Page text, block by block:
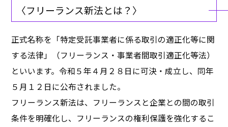
〈フリーランス新法とは？〉
正式名称を「特定受託事業者に係る取引の適正化等に関
する法律」（フリーランス・事業者間取引適正化等法）
といいます。令和５年４月２８日に可決・成立し、同年
５月１２日に公布されました。
フリーランス新法は、フリーランスと企業との間の取引
条件を明確化し、フリーランスの権利保護を強化するこ